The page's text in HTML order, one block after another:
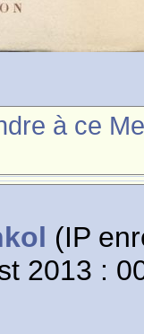
à ce
(IP
2013 :